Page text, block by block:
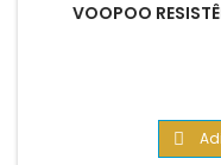
VOOPOO
